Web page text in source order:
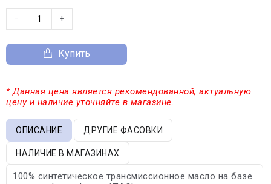
− +
Купить
* Данная цена является рекомендованной, актуальную
цену и наличие уточняйте в магазине.
ОПИСАНИЕ ДРУГИЕ ФАСОВКИ
НАЛИЧИЕ В МАГАЗИНАХ
100% синтетическое трансмиссионное масло на базе